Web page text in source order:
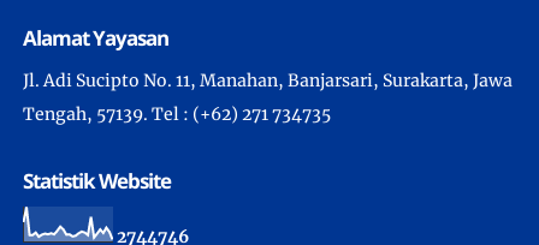
Alamat Yayasan
Jl. Adi Sucipto No. 11, Manahan, Banjarsari, Surakarta, Jawa
Tengah, 57139. Tel : (+62) 271 734735
Statistik Website
2744746